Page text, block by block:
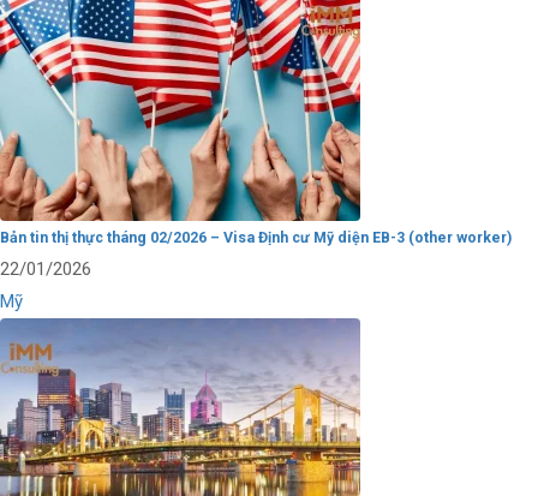
Bản tin thị thực tháng 02/2026 – Visa Định cư Mỹ diện EB-3 (other worker)
22/01/2026
Mỹ